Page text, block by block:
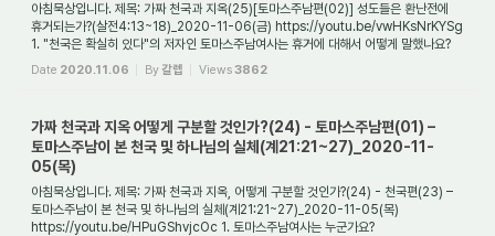
아침묵상입니다. 제목: 가짜 천국과 지옥(25)[토마스주남편(02)] 성도들은 환난전에
휴거되는가?(살전4:13~18)_2020-11-06(금) https://youtu.be/vwHKsNrKYSg
1. "천국은 확실히 있다"의 저자인 토마스주남여사는 휴거에 대해서 어떻게 말했나요?
토마스주남여...
Date 2020.11.06 By갈렙 Views3862
가짜 천국과 지옥 어떻게 구분할 것인가?(24) - 토마스주남편(01) –
토마스주남이 본 천국 및 하나님의 실체(계21:21~27)_2020-11-
05(목)
아침묵상입니다. 제목: 가짜 천국과 지옥, 어떻게 구분할 것인가?(24) - 천국편(23) –
토마스주남이 본 천국 및 하나님의 실체(계21:21~27)_2020-11-05(목)
https://youtu.be/HPuGShvjcOc 1. 토마스주남여사는 누군가요?